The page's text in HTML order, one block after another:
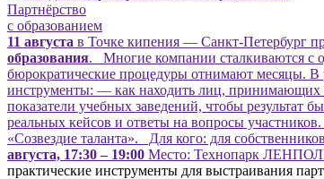
Партнёрство
с образованием
11 августа в Точке кипения — Санкт-Петербург
образования. Многие компании сталкиваются с
бюрократические процедуры отнимают месяцы. В
инструменты: — как находить лиц, принимающих
показатели учебных заведений, чтобы результат
реальных кейсов и ответы на вопросы
«Созвездие таланта». Для кого: для
августа, 17:30 – 19:00 Место: Технопарк
практические инструменты для выстраивания